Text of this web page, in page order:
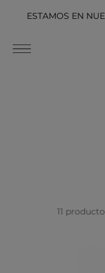
ESTAMOS EN
11